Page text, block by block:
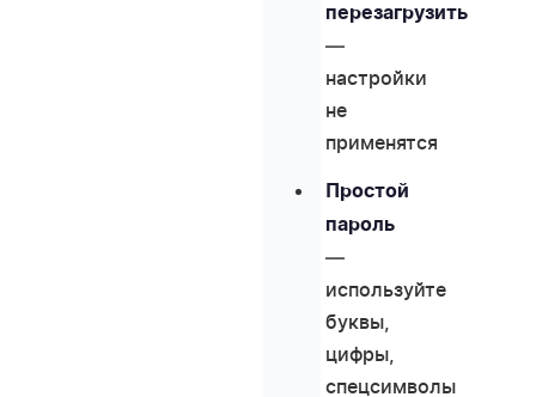
перезагрузить
—
настройки
не
применятся
Простой
пароль
—
используйте
буквы,
цифры,
спецсимволы